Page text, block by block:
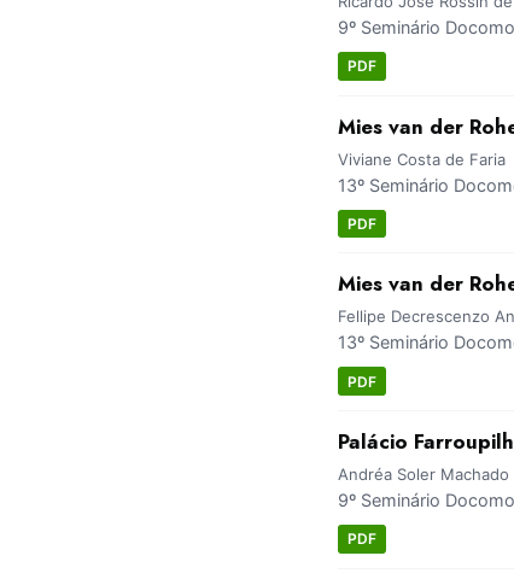
9º Seminário
PDF
Mies van der
Viviane Costa de Faria
13º Seminário
PDF
Mies van der
Fellipe Decrescenzo
13º Seminário
PDF
Palácio
Andréa Soler Machado
9º Seminário
PDF